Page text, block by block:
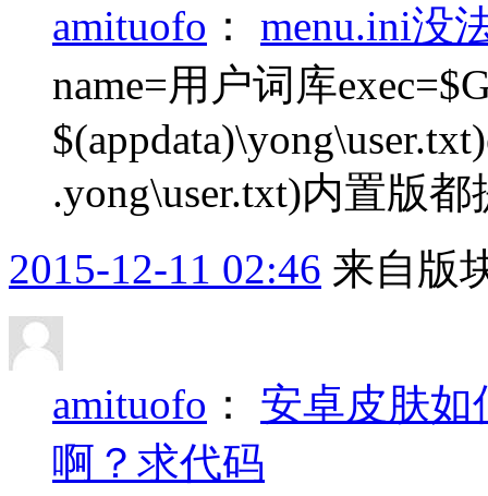
amituofo ： menu.ini没
name=用户词库
.yong\user.txt)内置版
2015-12-11 02:46 来自版
amituofo ： 安卓皮肤如
啊？求代码